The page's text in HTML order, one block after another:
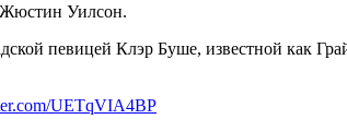
Жюстин Уилсон.
певицей Клэр Буше, известной как
UETqVIA4BP